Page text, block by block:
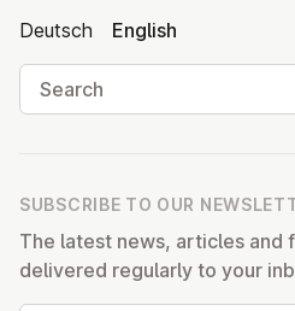
Deutsch
English
Search
SUBSCRIBE TO OUR
The latest news, articles and
delivered regularly to your